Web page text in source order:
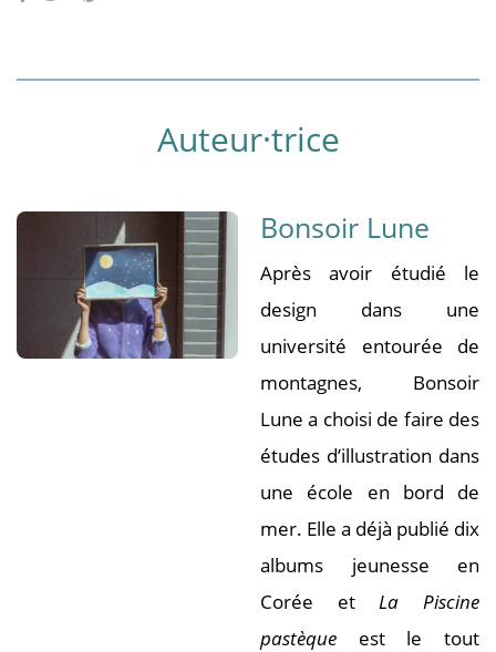
Auteur·trice
Bonsoir Lune
Après avoir étudié le
design dans une
université entourée de
montagnes, Bonsoir
Lune a choisi de faire des
études d’illustration dans
une école en bord de
mer. Elle a déjà publié dix
albums jeunesse en
Corée etLa Piscine
pastèque est le tout